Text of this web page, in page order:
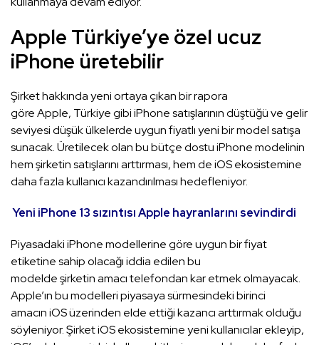
Apple Türkiye’ye özel ucuz
iPhone üretebilir
Şirket hakkında yeni ortaya çıkan bir rapora
göre Apple, Türkiye gibi iPhone satışlarının düştüğü ve gelir
seviyesi düşük ülkelerde uygun fiyatlı yeni bir model satışa
sunacak. Üretilecek olan bu bütçe dostu iPhone modelinin
hem şirketin satışlarını arttırması, hem de iOS ekosistemine
daha fazla kullanıcı kazandırılması hedefleniyor.
Yeni iPhone 13 sızıntısı Apple hayranlarını sevindirdi
Piyasadaki iPhone modellerine göre uygun bir fiyat
etiketine sahip olacağı iddia edilen bu
modelde şirketin amacı telefondan kar etmek olmayacak.
Apple’ın bu modelleri piyasaya sürmesindeki birinci
amacın iOS üzerinden elde ettiği kazancı arttırmak olduğu
söyleniyor. Şirket iOS ekosistemine yeni kullanıcılar ekleyip,